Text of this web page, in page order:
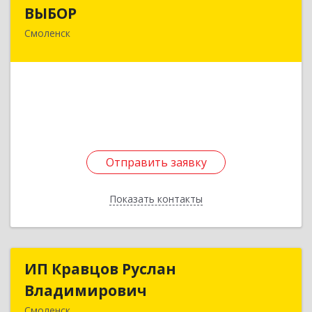
ВЫБОР
Смоленск
Отправить заявку
Показать контакты
Отправить заявку
Назад
ИП Кравцов Руслан
Владимирович
ИП Кравцов Руслан